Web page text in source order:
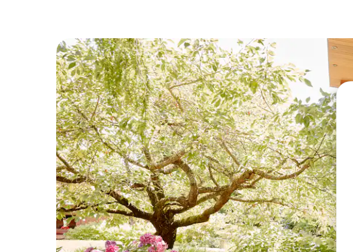
או לעיין בעזרת תנועות מגע או החלקה.